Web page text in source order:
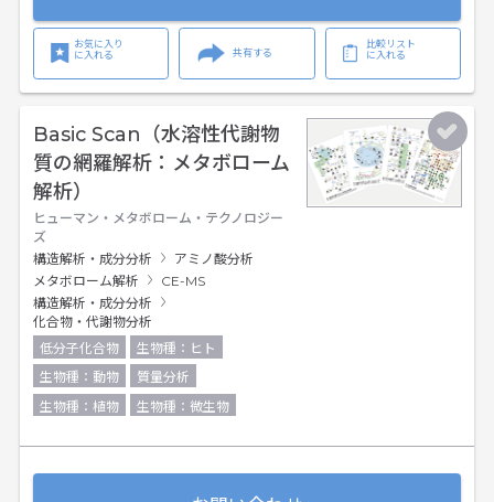
お気に入り
に入れる
共有する
比較リスト
に入れる
Basic Scan（水溶性代謝物
質の網羅解析：メタボローム
解析）
ヒューマン・メタボローム・テクノロジー
ズ
構造解析・成分分析
アミノ酸分析
メタボローム解析
CE-MS
構造解析・成分分析
化合物・代謝物分析
低分子化合物
生物種：ヒト
生物種：動物
質量分析
生物種：植物
生物種：微生物